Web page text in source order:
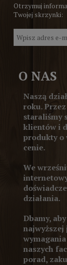
Otrzymuj
Twojej skrzynki:
O NAS
Naszą
roku.
staraliśmy
klientów i
produkty o
cenie.
We
działania.
Dbamy,
najwyższej
naszych
porad,